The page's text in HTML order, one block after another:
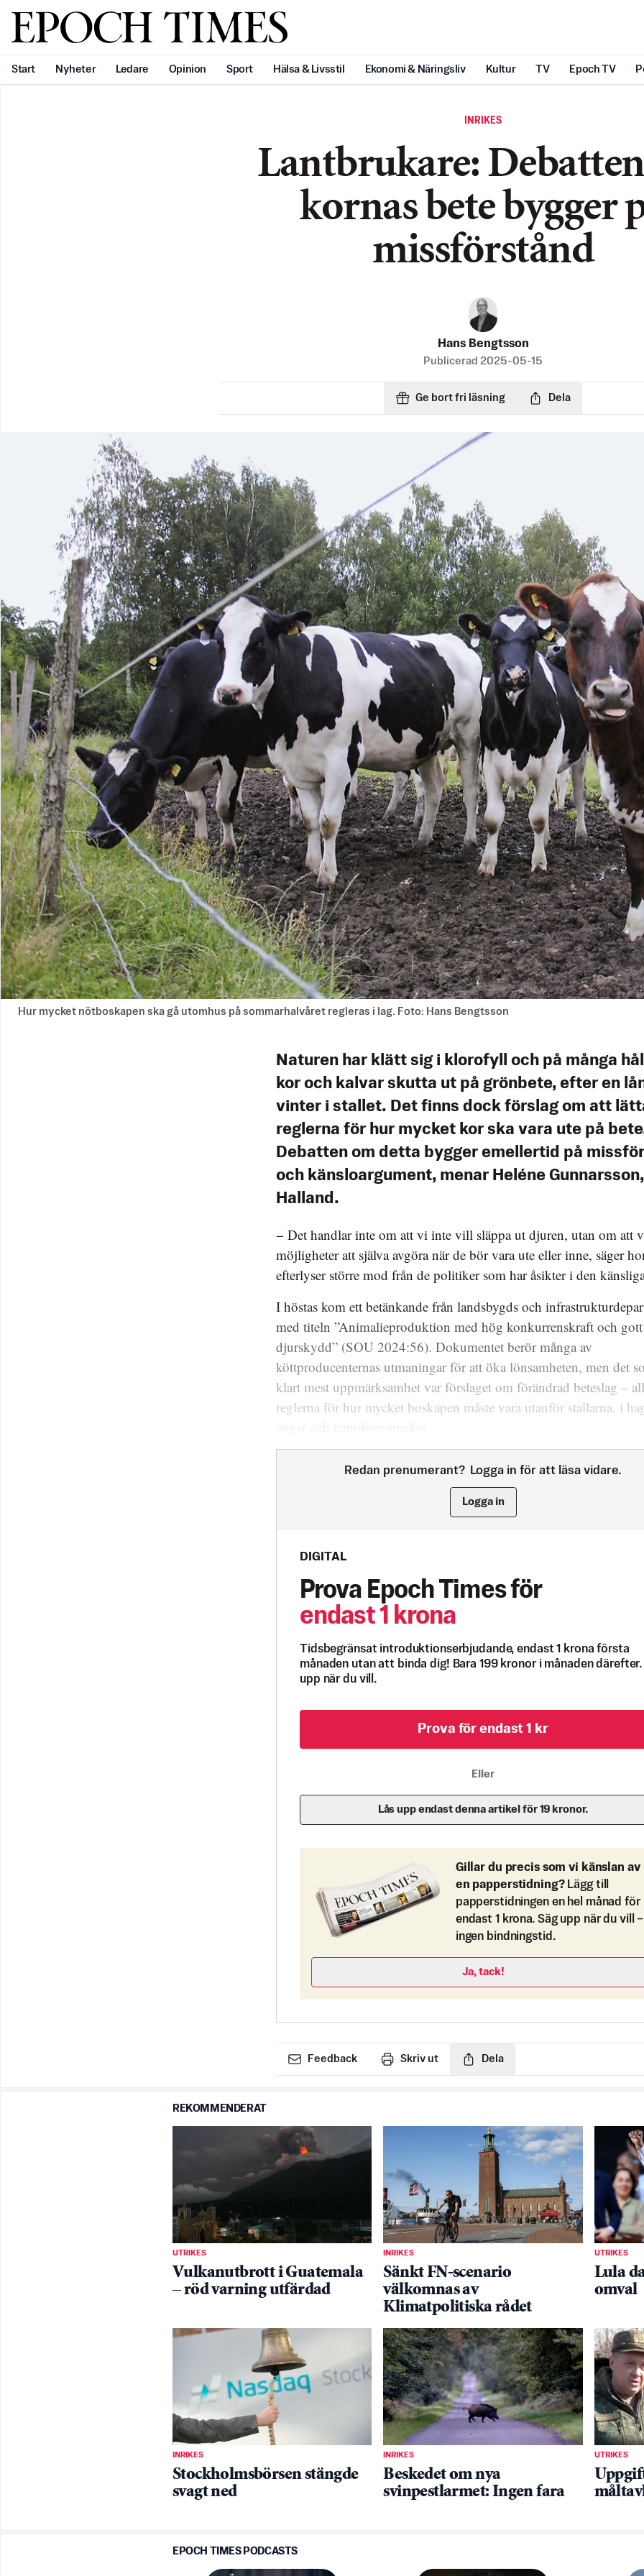
Svenska Epoch Times
Start Nyheter Ledare Opinion Sport Hälsa & Livsstil Ekonomi & Näringsliv Kultur TV Epoch TV
INRIKES
Lantbrukare:
kornas bete bygger
missförstånd
Hans Bengtsson
Publicerad 2025-05-15
Ge bort fri läsning Dela
Hur mycket nötboskapen ska gå utomhus på sommarhalvåret regleras i lag. Foto: Hans Bengtsson
Naturen har klätt sig i klorofyll och på många
kor och kalvar skutta ut på grönbete, efter en
vinter i stallet. Det finns dock förslag om att
reglerna för hur mycket kor ska vara ute på
Debatten om detta bygger emellertid på
och känsloargument, menar Heléne
Halland.
− Det handlar inte om att vi inte vill släppa ut djuren, utan om att
möjligheter att själva avgöra när de bör vara ute eller inne, säger
efterlyser större mod från de politiker som har åsikter i den
I höstas kom ett betänkande från landsbygds och
med titeln ”Animalieproduktion med hög konkurrenskraft och gott
djurskydd” (SOU 2024:56). Dokumentet berör många av
köttproducenternas utmaningar för att öka lönsamheten, men det
klart mest uppmärksamhet var förslaget om förändrad beteslag –
reglerna för hur mycket boskapen måste vara utanför stallarna, i
Redan prenumerant? Logga in för att läsa vidare.
Logga in
DIGITAL
Prova Epoch Times för
endast 1 krona
Tidsbegränsat introduktionserbjudande, endast 1 krona första
månaden utan att binda dig! Bara 199 kronor i månaden därefter.
upp när du vill.
Prova för endast 1 kr
Eller
Lås upp endast denna artikel för 19 kronor.
Gillar du precis som vi känslan av
en papperstidning? Lägg till
papperstidningen en hel månad för
endast 1 krona. Säg upp när du vill –
ingen bindningstid.
Ja, tack!
Feedback Skriv ut Dela
REKOMMENDERAT
UTRIKES
Vulkanutbrott i Guatemala
– röd varning utfärdad
INRIKES
Sänkt FN-scenario
välkomnas av
Klimatpolitiska rådet
UTRIKES
Lula
omval
INRIKES
Stockholmsbörsen stängde
svagt ned
INRIKES
Beskedet om nya
svinpestlarmet: Ingen fara
UTRIKES
EPOCH TIMES PODCASTS